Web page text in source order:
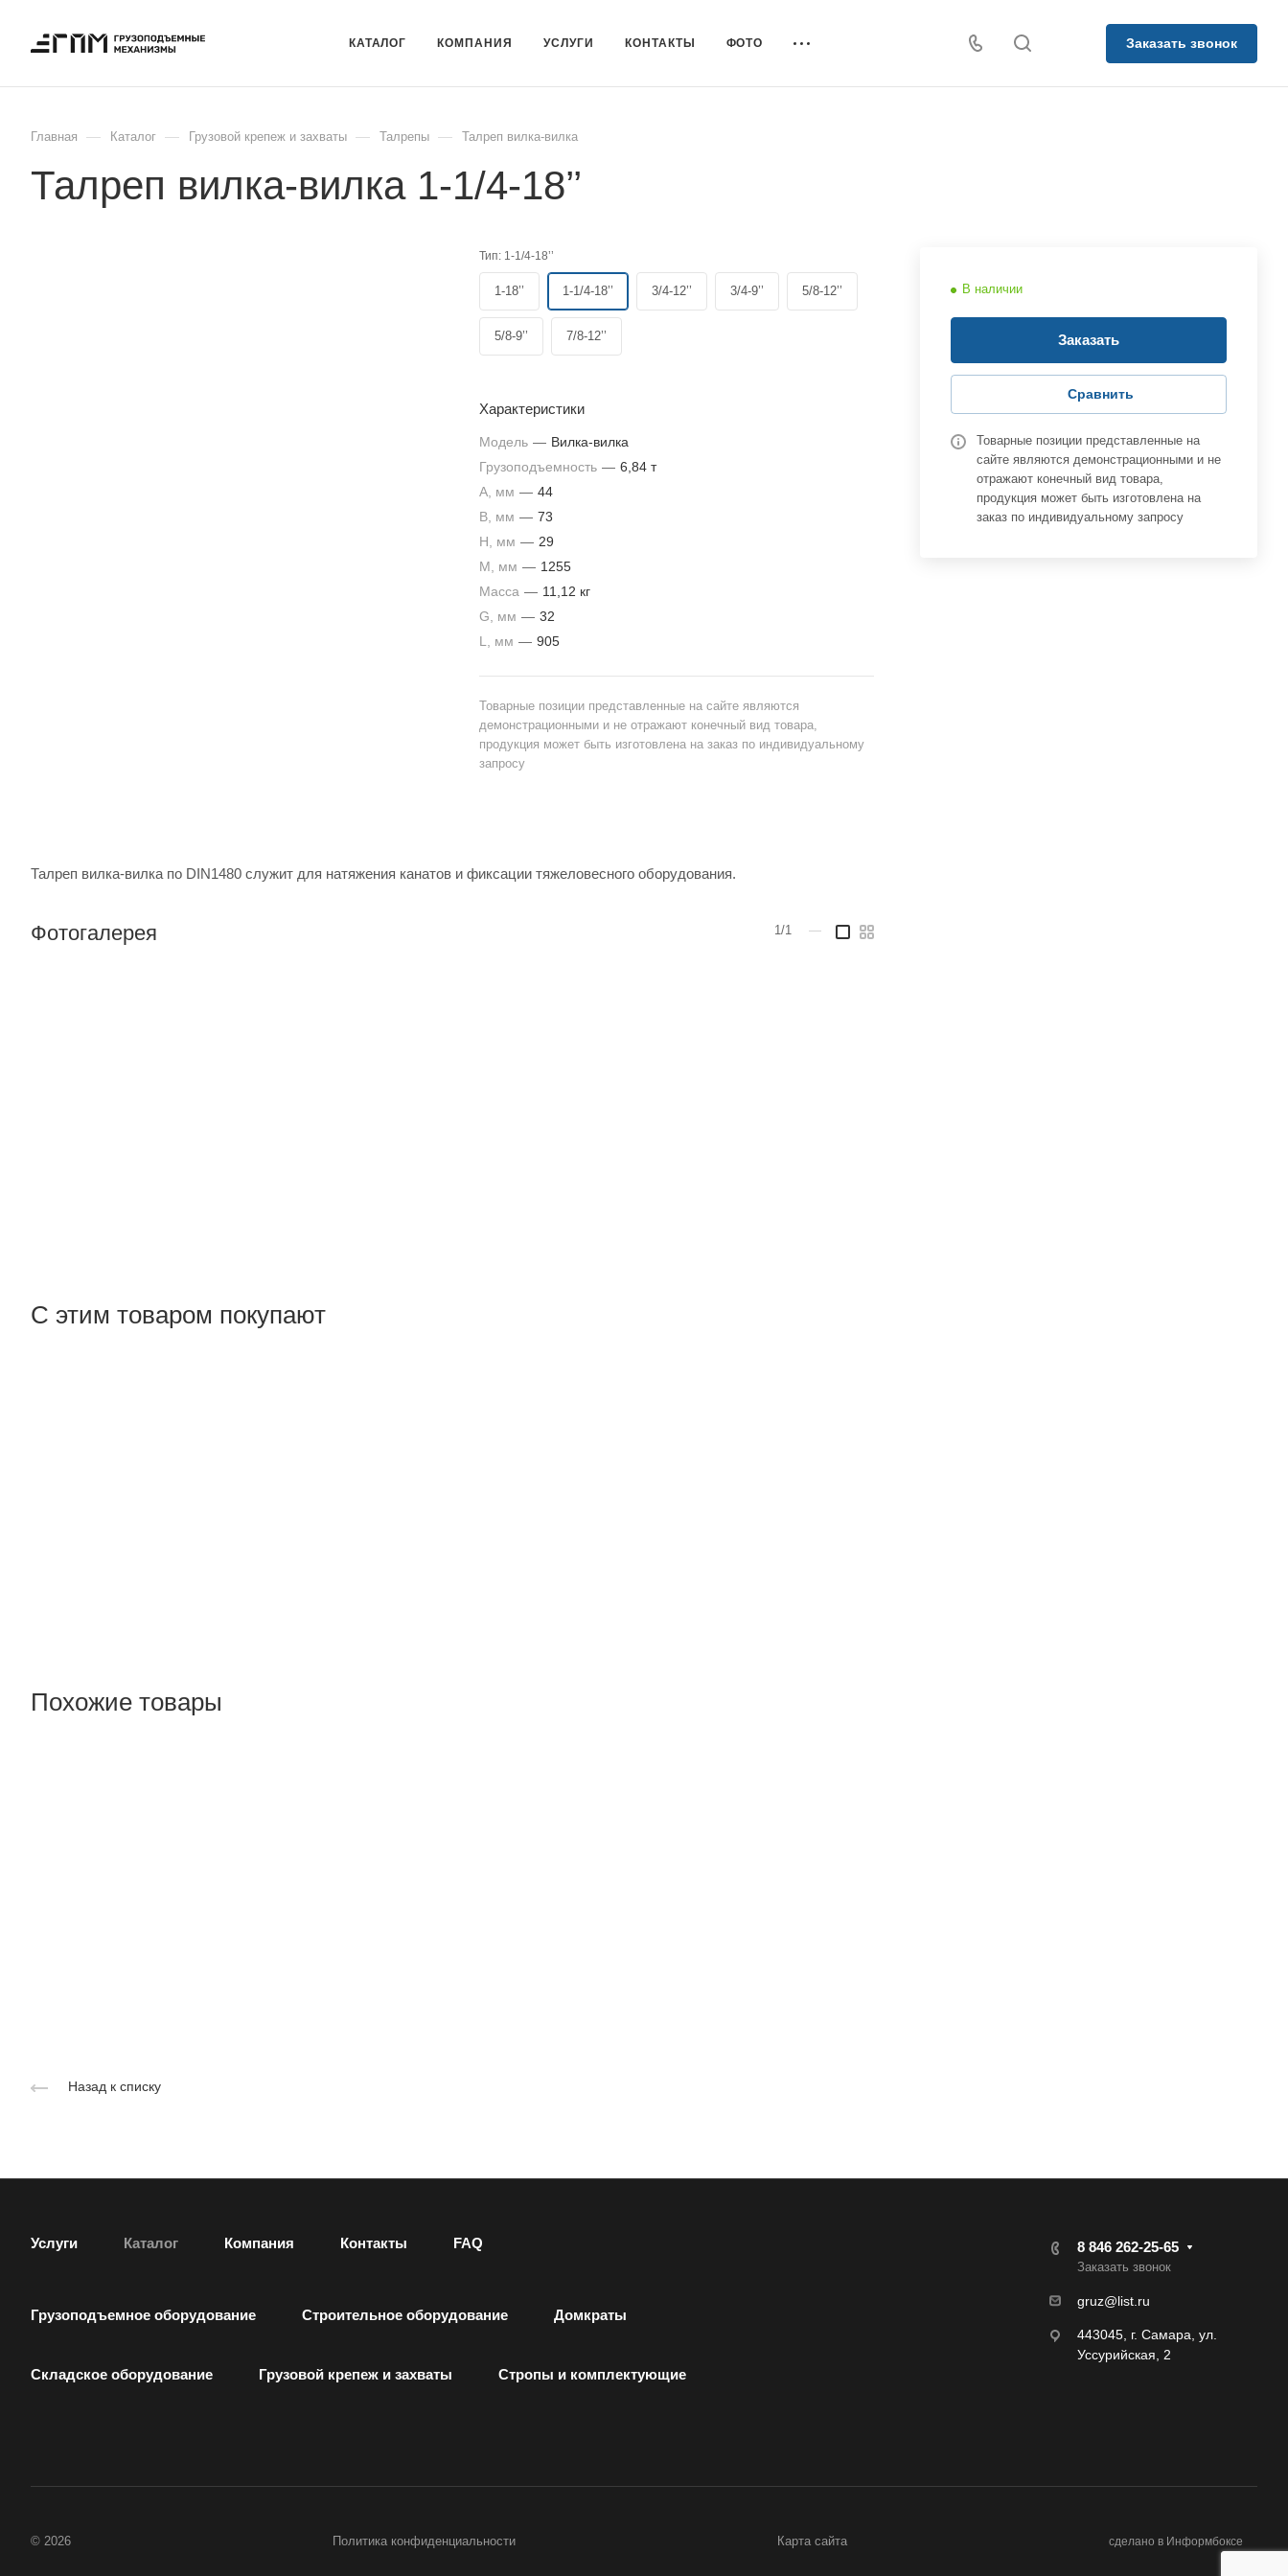
КАТАЛОГ КОМПАНИЯ УСЛУГИ КОНТАКТЫ ФОТО Заказать звонок
Главная — Каталог — Грузовой крепеж и захваты — Талрепы — Талреп вилка-вилка
Талреп вилка-вилка 1-1/4-18’’
В наличии
Заказать
Сравнить
Товарные позиции представленные на
сайте являются демонстрационными и не
отражают конечный вид товара,
продукция может быть изготовлена на
заказ по индивидуальному запросу
Тип: 1-1/4-18’’
1-18’’ 1-1/4-18’’ 3/4-12’’ 3/4-9’’ 5/8-12’’
5/8-9’’ 7/8-12’’
Характеристики
Модель — Вилка-вилка
Грузоподъемность — 6,84 т
A, мм — 44
B, мм — 73
H, мм — 29
M, мм — 1255
Масса — 11,12 кг
G, мм — 32
L, мм — 905
Товарные позиции представленные на сайте являются
демонстрационными и не отражают конечный вид товара,
продукция может быть изготовлена на заказ по индивидуальному
запросу
Талреп вилка-вилка по DIN1480 служит для натяжения канатов и фиксации тяжеловесного оборудования.
Фотогалерея 1/1 —
С этим товаром покупают
Похожие товары
Назад к списку
Услуги Каталог Компания Контакты FAQ
Грузоподъемное оборудование Строительное оборудование Домкраты
Складское оборудование Грузовой крепеж и захваты Стропы и комплектующие
8 846 262-25-65
Заказать звонок
gruz@list.ru
443045, г. Самара, ул.
Уссурийская, 2
© 2026 Политика конфиденциальности Карта сайта сделано в Информбоксе